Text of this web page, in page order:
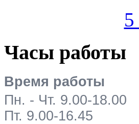
Часы работы
Время работы
Пн. - Чт. 9.00-18.00
Пт. 9.00-16.45